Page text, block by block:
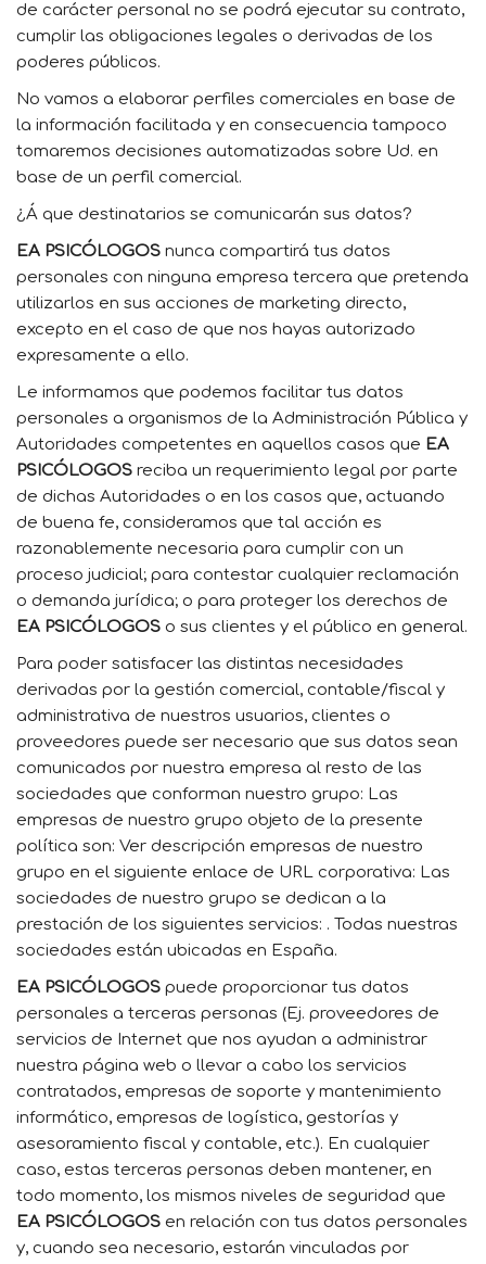
de carácter personal no se podrá ejecutar su contrato,
cumplir las obligaciones legales o derivadas de los
poderes públicos.
No vamos a elaborar perfiles comerciales en base de
la información facilitada y en consecuencia tampoco
tomaremos decisiones automatizadas sobre Ud. en
base de un perfil comercial.
¿Á que destinatarios se comunicarán sus datos?
EA PSICÓLOGOS nunca compartirá tus datos
personales con ninguna empresa tercera que pretenda
utilizarlos en sus acciones de marketing directo,
excepto en el caso de que nos hayas autorizado
expresamente a ello.
Le informamos que podemos facilitar tus datos
personales a organismos de la Administración Pública y
Autoridades competentes en aquellos casos que EA
PSICÓLOGOS reciba un requerimiento legal por parte
de dichas Autoridades o en los casos que, actuando
de buena fe, consideramos que tal acción es
razonablemente necesaria para cumplir con un
proceso judicial; para contestar cualquier reclamación
o demanda jurídica; o para proteger los derechos de
EA PSICÓLOGOS o sus clientes y el público en general.
Para poder satisfacer las distintas necesidades
derivadas por la gestión comercial, contable/fiscal y
administrativa de nuestros usuarios, clientes o
proveedores puede ser necesario que sus datos sean
comunicados por nuestra empresa al resto de las
sociedades que conforman nuestro grupo: Las
empresas de nuestro grupo objeto de la presente
política son: Ver descripción empresas de nuestro
grupo en el siguiente enlace de URL corporativa: Las
sociedades de nuestro grupo se dedican a la
prestación de los siguientes servicios: . Todas nuestras
sociedades están ubicadas en España.
EA PSICÓLOGOS puede proporcionar tus datos
personales a terceras personas (Ej. proveedores de
servicios de Internet que nos ayudan a administrar
nuestra página web o llevar a cabo los servicios
contratados, empresas de soporte y mantenimiento
informático, empresas de logística, gestorías y
asesoramiento fiscal y contable, etc.). En cualquier
caso, estas terceras personas deben mantener, en
todo momento, los mismos niveles de seguridad que
EA PSICÓLOGOS en relación con tus datos personales
y, cuando sea necesario, estarán vinculadas por